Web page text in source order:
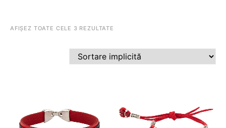
AFIȘEZ TOATE CELE 3 REZULTATE